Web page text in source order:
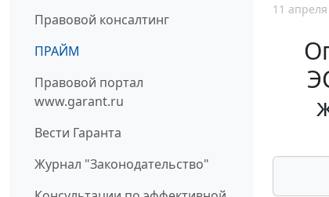
Правовой консалтинг
ПРАЙМ
Правовой портал
www.garant.ru
Вести Гаранта
Журнал "Законодательство"
11